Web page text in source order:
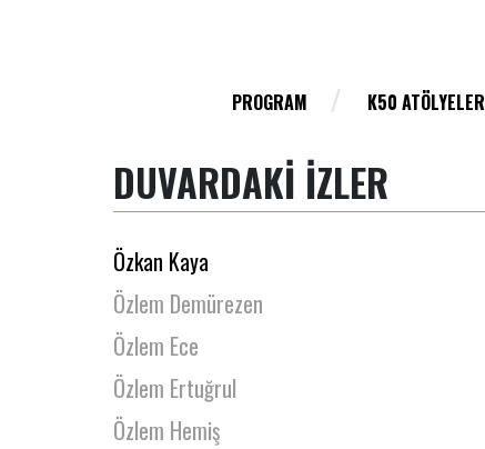
PROGRAM K50 ATÖLYELER
DUVARDAKİ İZLER
Özgür Can Gürpınar
Özgür Hacıer
Özkan Kaya
Özlem Demürezen
Özlem Ece
Özlem Ertuğrul
Özlem Hemiş